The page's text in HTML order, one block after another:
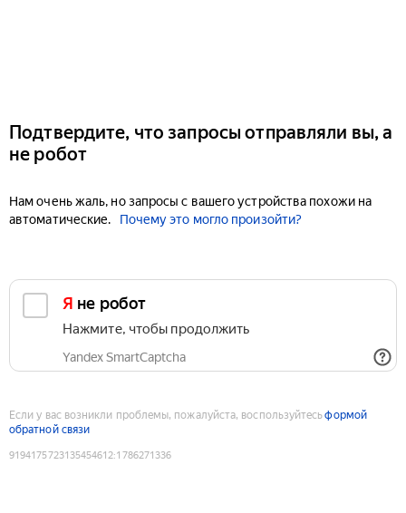
Подтвердите, что запросы отправляли вы, а
не робот
Нам очень жаль, но запросы с вашего устройства похожи на
автоматические.
Почему это могло произойти?
Я не робот
Нажмите, чтобы продолжить
Yandex SmartCaptcha
Если у вас возникли проблемы, пожалуйста, воспользуйтесьформой
обратной связи
9194175723135454612:1786271336